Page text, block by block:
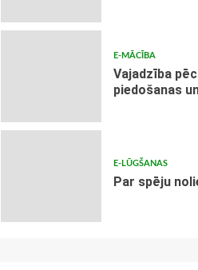
E-MĀCĪBA
Vajadzība
piedošanas
E-LŪGŠANAS
Par spēju